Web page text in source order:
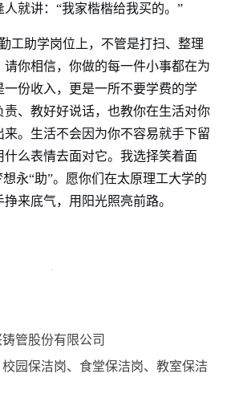
就讲：“我家楷楷给我买的。”
工助学岗位上，不管是打扫、整理
请你相信，你做的每一件小事都在为
一份收入，更是一所不要学费的学
责、教好好说话，也教你在生活对你
。生活不会因为你不容易就手下留
么表情去面对它。我选择笑着面
永“助”。愿你们在太原理工大学的
来底气，用阳光照亮前路。
管股份有限公司
校园保洁岗、食堂保洁岗、教室保洁